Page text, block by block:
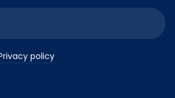
policy